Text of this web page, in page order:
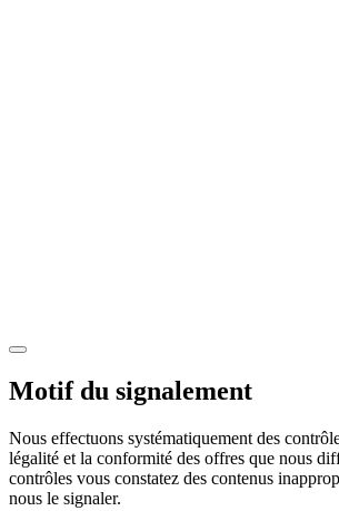
Motif du signalement
Nous effectuons systématiquement des
légalité et la conformité des offres que nous
contrôles vous constatez des contenus
nous le signaler.